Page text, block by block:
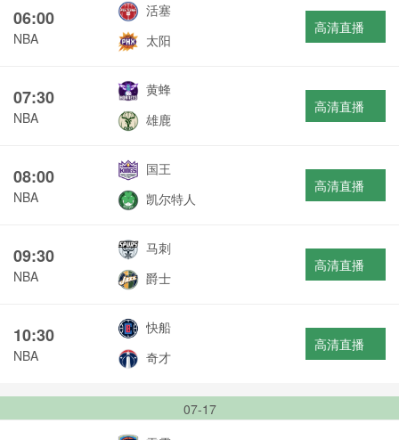
06:00
NBA
活塞
太阳
高清直播
07:30
NBA
黄蜂
雄鹿
高清直播
08:00
NBA
国王
凯尔特人
高清直播
09:30
NBA
马刺
爵士
高清直播
10:30
NBA
快船
奇才
高清直播
07-17